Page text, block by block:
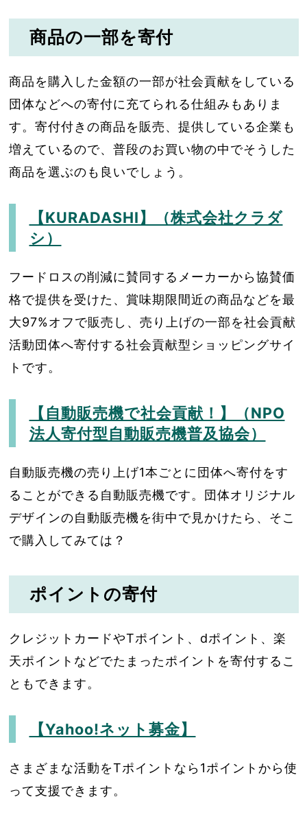
商品の一部を寄付
商品を購入した金額の一部が社会貢献をしている
団体などへの寄付に充てられる仕組みもありま
す。寄付付きの商品を販売、提供している企業も
増えているので、普段のお買い物の中でそうした
商品を選ぶのも良いでしょう。
【KURADASHI】（株式会社クラダ
シ）
フードロスの削減に賛同するメーカーから協賛価
格で提供を受けた、賞味期限間近の商品などを最
大97%オフで販売し、売り上げの一部を社会貢献
活動団体へ寄付する社会貢献型ショッピングサイ
トです。
【自動販売機で社会貢献！】（NPO
法人寄付型自動販売機普及協会）
自動販売機の売り上げ1本ごとに団体へ寄付をす
ることができる自動販売機です。団体オリジナル
デザインの自動販売機を街中で見かけたら、そこ
で購入してみては？
ポイントの寄付
クレジットカードやTポイント、dポイント、楽
天ポイントなどでたまったポイントを寄付するこ
ともできます。
【Yahoo!ネット募金】
さまざまな活動をTポイントなら1ポイントから使
って支援できます。